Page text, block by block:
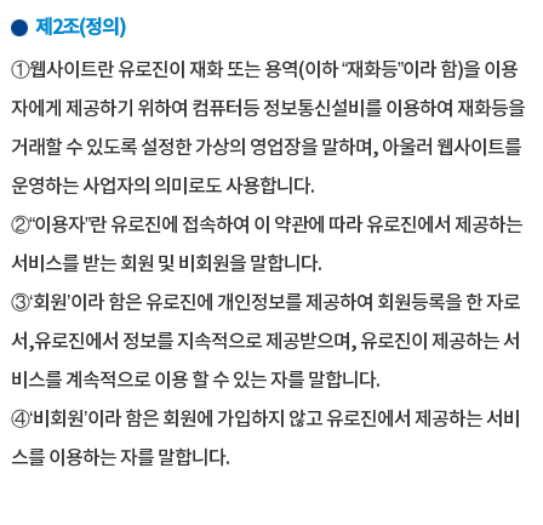
제2조(정의)
①웹사이트란 유로진이 재화 또는 용역(이하 “재화등”이라 함)을 이용
자에게 제공하기 위하여 컴퓨터등 정보통신설비를 이용하여 재화등을
거래할 수 있도록 설정한 가상의 영업장을 말하며, 아울러 웹사이트를
운영하는 사업자의 의미로도 사용합니다.
②“이용자”란 유로진에 접속하여 이 약관에 따라 유로진에서 제공하는
서비스를 받는 회원 및 비회원을 말합니다.
③‘회원’이라 함은 유로진에 개인정보를 제공하여 회원등록을 한 자로
서,유로진에서 정보를 지속적으로 제공받으며, 유로진이 제공하는 서
비스를 계속적으로 이용 할 수 있는 자를 말합니다.
④‘비회원’이라 함은 회원에 가입하지 않고 유로진에서 제공하는 서비
스를 이용하는 자를 말합니다.